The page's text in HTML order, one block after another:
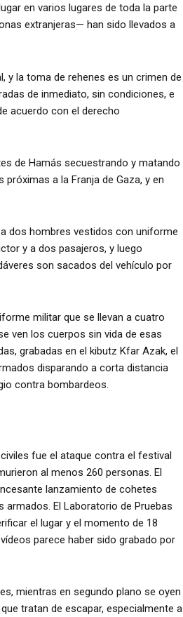
en varios lugares de toda la parte
extranjeras— han sido llevados a
y la toma de rehenes es un crimen de
de inmediato, sin condiciones, e
acuerdo con el derecho
de Hamás secuestrando y matando
a la Franja de Gaza, y en
dos hombres vestidos con uniforme
y a dos pasajeros, y luego
son sacados del vehículo por
militar que se llevan a cuatro
ven los cuerpos sin vida de esas
grabadas en el kibutz Kfar Azak, el
disparando a corta distancia
contra bombardeos.
fue el ataque contra el festival
al menos 260 personas. El
lanzamiento de cohetes
El Laboratorio de Pruebas
el lugar y el momento de 18
parece haber sido grabado por
mientras en segundo plano se oyen
tratan de escapar, especialmente a